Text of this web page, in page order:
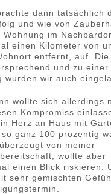
dann tatsächlich
und wie von
im
einen Kilometer von
entfernt, auf. Die
und zu einer
wurden wir auch
wollte sich allerdings
Kompromiss
Herz an Haus mit
ganz 100 prozentig
von meiner
wollte aber
einen Blick riskieren.
sehr gemischten